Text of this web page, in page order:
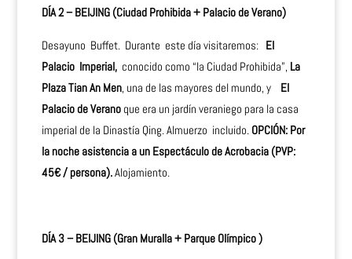
DÍA 2 – BEIJING (Ciudad Prohibida + Palacio de Verano)
Desayuno Buffet. Durante este día visitaremos: El
Palacio Imperial, conocido como “la Ciudad Prohibida”, La
Plaza Tian An Men, una de las mayores del mundo, y El
Palacio de Veranoque era un jardín veraniego para la casa
imperial de la Dinastía Qing. Almuerzo incluido. OPCIÓN: Por
la noche asistencia a un Espectáculo de Acrobacia (PVP:
45€ / persona).Alojamiento.
DÍA 3 – BEIJING (Gran Muralla + Parque Olímpico )